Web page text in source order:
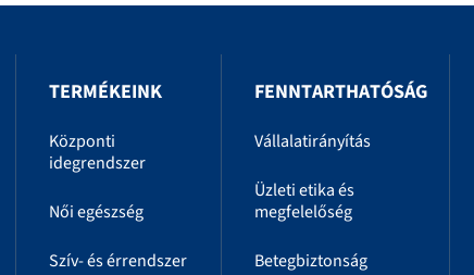
TERMÉKEINK
Központi
idegrendszer
Női egészség
Szív- és érrendszer
FENNTARTHATÓSÁG
Vállalatirányítás
Üzleti etika és
megfelelőség
Betegbiztonság